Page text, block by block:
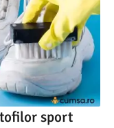
sport